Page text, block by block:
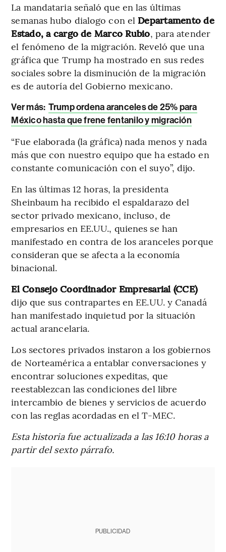
La mandataria señaló que en las últimas
semanas hubo dialogo con el Departamento de
Estado, a cargo de Marco Rubio, para atender
el fenómeno de la migración. Reveló que una
gráfica que Trump ha mostrado en sus redes
sociales sobre la disminución de la migración
es de autoría del Gobierno mexicano.
Ver más: Trump ordena aranceles de 25% para
México hasta que frene fentanilo y migración
“Fue elaborada (la gráfica) nada menos y nada
más que con nuestro equipo que ha estado en
constante comunicación con el suyo”, dijo.
En las últimas 12 horas, la presidenta
Sheinbaum ha recibido el espaldarazo del
sector privado mexicano, incluso, de
empresarios en EE.UU., quienes se han
manifestado en contra de los aranceles porque
consideran que se afecta a la economía
binacional.
El Consejo Coordinador Empresarial (CCE)
dijo que sus contrapartes en EE.UU. y Canadá
han manifestado inquietud por la situación
actual arancelaria.
Los sectores privados instaron a los gobiernos
de Norteamérica a entablar conversaciones y
encontrar soluciones expeditas, que
reestablezcan las condiciones del libre
intercambio de bienes y servicios de acuerdo
con las reglas acordadas en el T-MEC.
Esta historia fue actualizada a las 16:10 horas a
partir del sexto párrafo.
PUBLICIDAD